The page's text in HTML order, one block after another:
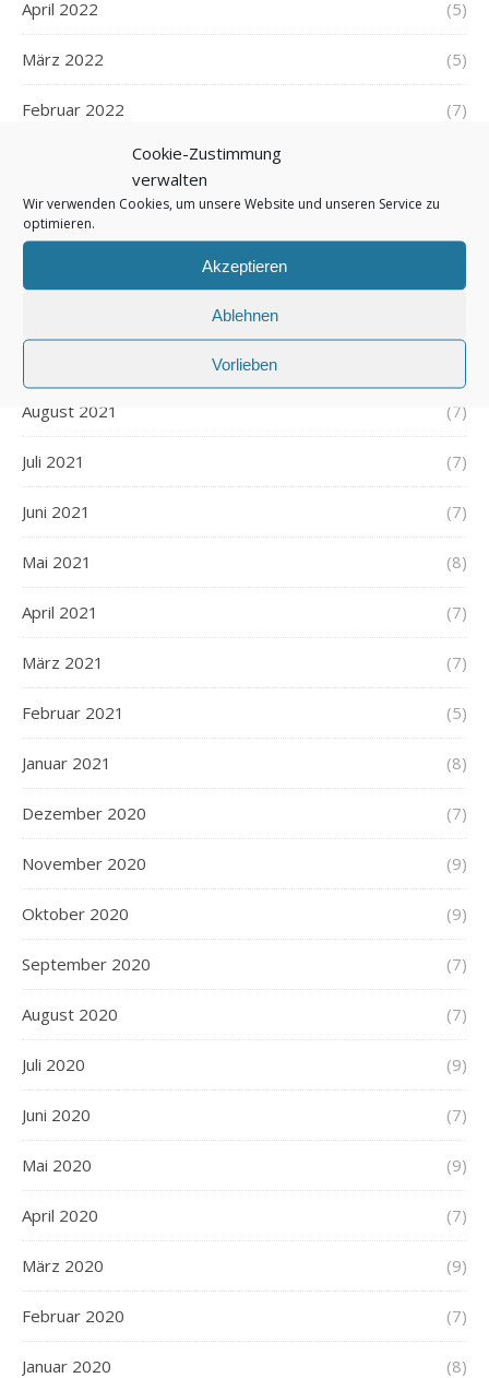
Cookie-Zustimmung
verwalten
Wir verwenden Cookies, um unsere Website und unseren Service zu
optimieren.
Akzeptieren
Ablehnen
Vorlieben
April 2022 (5)
März 2022 (5)
Februar 2022 (7)
Dezember 2021
August 2021 (7)
Juli 2021 (7)
Juni 2021 (7)
Mai 2021 (8)
April 2021 (7)
März 2021 (7)
Februar 2021 (5)
Januar 2021 (8)
Dezember 2020 (7)
November 2020 (9)
Oktober 2020 (9)
September 2020 (7)
August 2020 (7)
Juli 2020 (9)
Juni 2020 (7)
Mai 2020 (9)
April 2020 (7)
März 2020 (9)
Februar 2020 (7)
Januar 2020 (8)